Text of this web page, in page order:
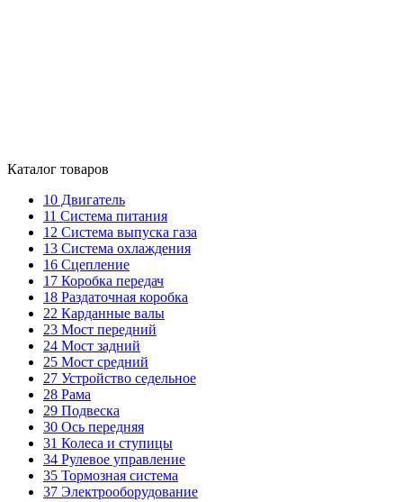
Каталог товаров
10 Двигатель
11 Система питания
12 Система выпуска газа
13 Система охлаждения
16 Сцепление
17 Коробка передач
18 Раздаточная коробка
22 Карданные валы
23 Мост передний
24 Мост задний
25 Мост средний
27 Устройство седельное
28 Рама
29 Подвеска
30 Ось передняя
31 Колеса и ступицы
34 Рулевое управление
35 Тормозная система
37 Электрооборудование